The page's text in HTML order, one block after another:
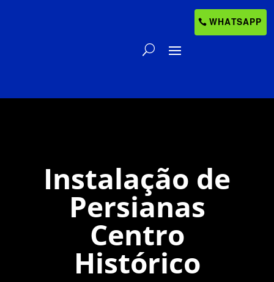
WHATSAPP
Instalação de
Persianas
Centro
Histórico